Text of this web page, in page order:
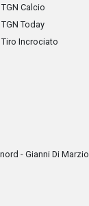
TGN Calcio
TGN Today
Tiro Incrociato
- Gianni Di Marzio